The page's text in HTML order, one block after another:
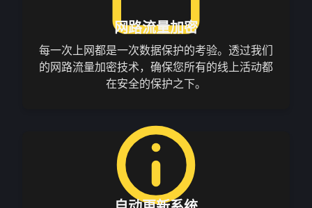
网路流量加密
每一次上网都是一次数据保护的考验。透过我们
的网路流量加密技术，确保您所有的线上活动都
在安全的保护之下。